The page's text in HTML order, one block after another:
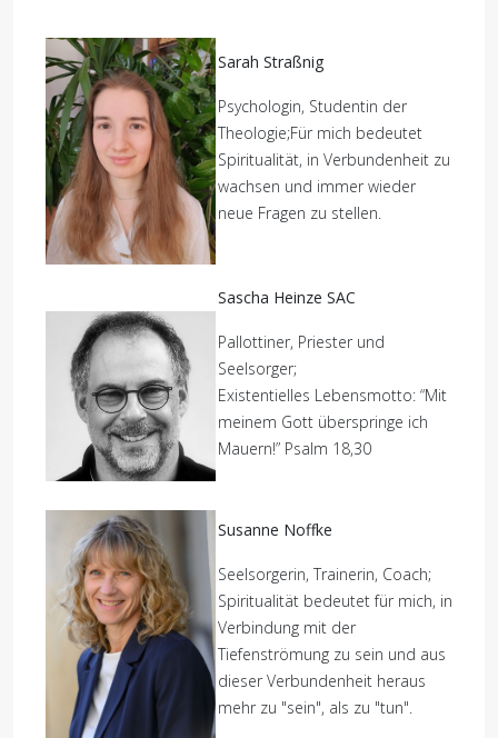
Sarah Straßnig
Psychologin, Studentin der
Theologie;Für mich bedeutet
Spiritualität, in Verbundenheit zu
wachsen und immer wieder
neue Fragen zu stellen.
Sascha Heinze SAC
Pallottiner, Priester und
Seelsorger;
Existentielles Lebensmotto: “Mit
meinem Gott überspringe ich
Mauern!” Psalm 18,30
Susanne Noffke
Seelsorgerin, Trainerin, Coach;
Spiritualität bedeutet für mich, in
Verbindung mit der
Tiefenströmung zu sein und aus
dieser Verbundenheit heraus
mehr zu "sein", als zu "tun".